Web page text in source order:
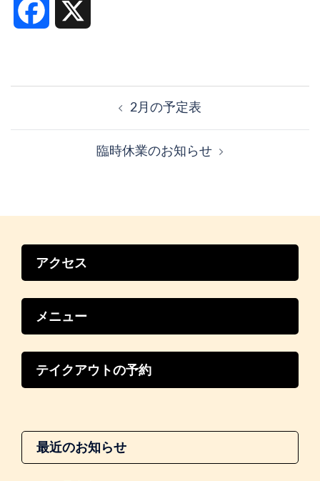
Facebook
2月の予定表
臨時休業のお知らせ
アクセス
メニュー
テイクアウトの予約
最近のお知らせ